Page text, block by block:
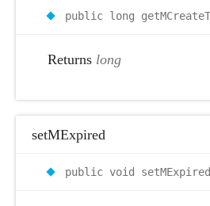
public long
Returns long
setMExpired
public void